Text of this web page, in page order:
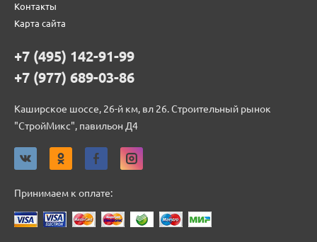
Контакты
Карта сайта
+7 (495) 142-91-99
+7 (977) 689-03-86
Каширское шоссе, 26-й км, вл 26. Строительный рынок
"СтройМикс", павильон Д4
Принимаем к оплате: